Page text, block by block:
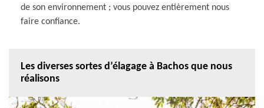
de son environnement ; vous pouvez entièrement nous
faire confiance.
Les diverses sortes d’élagage à Bachos que nous
réalisons